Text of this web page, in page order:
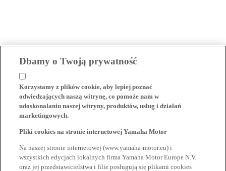
Dbamy o Twoją prywatność
Korzystamy z plików cookie, aby lepiej poznać
odwiedzających naszą witrynę, co pomoże nam w
udoskonalaniu naszej witryny, produktów, usług i działań
marketingowych.
Pliki cookies na stronie internetowej Yamaha Motor
Na naszej stronie internetowej (www.yamaha-motor.eu) i
wszystkich edycjach lokalnych firma Yamaha Motor Europe N.V.
oraz jej przedstawicielstwa i filie posługują się plikami cookies